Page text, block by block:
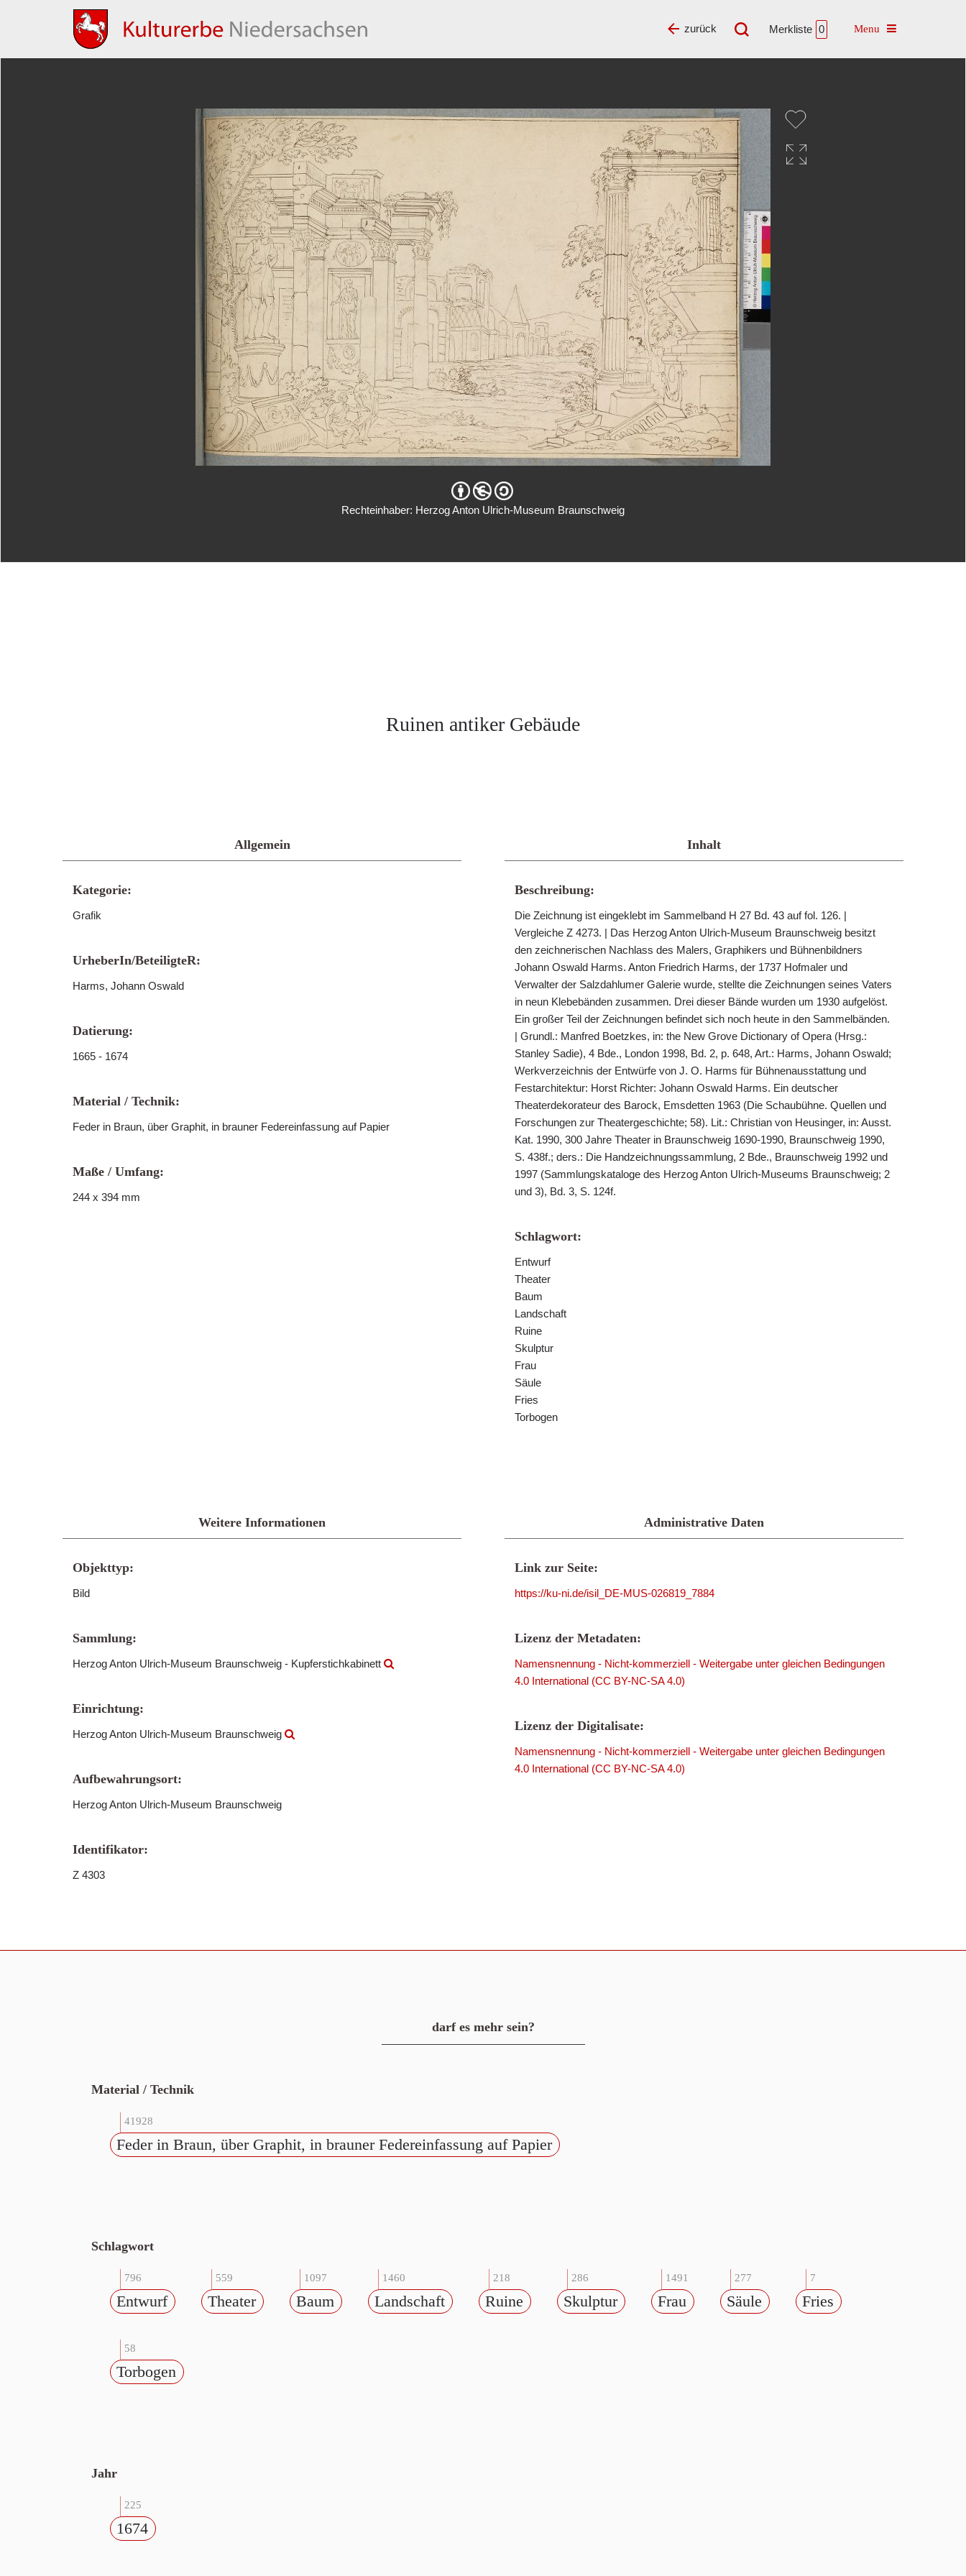
Merkliste 0 Toggle navigation
zurück
Rechteinhaber: Herzog Anton Ulrich-Museum Braunschweig
Ruinen antiker Gebäude
Allgemein
Kategorie:
Grafik
UrheberIn/BeteiligteR:
Harms, Johann Oswald
Datierung:
1665 - 1674
Material / Technik:
Feder in Braun, über Graphit, in brauner Federeinfassung auf Papier
Maße / Umfang:
244 x 394 mm
Inhalt
Beschreibung:
Die Zeichnung ist eingeklebt im Sammelband H 27 Bd. 43 auf fol. 126. |
Vergleiche Z 4273. | Das Herzog Anton Ulrich-Museum Braunschweig besitzt
den zeichnerischen Nachlass des Malers, Graphikers und Bühnenbildners
Johann Oswald Harms. Anton Friedrich Harms, der 1737 Hofmaler und
Verwalter der Salzdahlumer Galerie wurde, stellte die Zeichnungen seines Vaters
in neun Klebebänden zusammen. Drei dieser Bände wurden um 1930 aufgelöst.
Ein großer Teil der Zeichnungen befindet sich noch heute in den Sammelbänden.
| Grundl.: Manfred Boetzkes, in: the New Grove Dictionary of Opera (Hrsg.:
Stanley Sadie), 4 Bde., London 1998, Bd. 2, p. 648, Art.: Harms, Johann Oswald;
Werkverzeichnis der Entwürfe von J. O. Harms für Bühnenausstattung und
Festarchitektur: Horst Richter: Johann Oswald Harms. Ein deutscher
Theaterdekorateur des Barock, Emsdetten 1963 (Die Schaubühne. Quellen und
Forschungen zur Theatergeschichte; 58). Lit.: Christian von Heusinger, in: Ausst.
Kat. 1990, 300 Jahre Theater in Braunschweig 1690-1990, Braunschweig 1990,
S. 438f.; ders.: Die Handzeichnungssammlung, 2 Bde., Braunschweig 1992 und
1997 (Sammlungskataloge des Herzog Anton Ulrich-Museums Braunschweig; 2
und 3), Bd. 3, S. 124f.
Schlagwort:
Entwurf
Theater
Baum
Landschaft
Ruine
Skulptur
Frau
Säule
Fries
Torbogen
Weitere Informationen
Objekttyp:
Bild
Sammlung:
Herzog Anton Ulrich-Museum Braunschweig - Kupferstichkabinett
Einrichtung:
Herzog Anton Ulrich-Museum Braunschweig
Aufbewahrungsort:
Herzog Anton Ulrich-Museum Braunschweig
Identifikator:
Z 4303
Administrative Daten
Link zur Seite:
https://ku-ni.de/isil_DE-MUS-026819_7884
Lizenz der Metadaten:
Namensnennung - Nicht-kommerziell - Weitergabe unter gleichen Bedingungen
4.0 International (CC BY-NC-SA 4.0)
Lizenz der Digitalisate:
Namensnennung - Nicht-kommerziell - Weitergabe unter gleichen Bedingungen
4.0 International (CC BY-NC-SA 4.0)
darf es mehr sein?
Material / Technik
41928
Feder in Braun, über Graphit, in brauner Federeinfassung auf Papier
Schlagwort
796
Entwurf
559
Theater
1097
Baum
1460
Landschaft
218
Ruine
286
Skulptur
1491
Frau
277
Säule
7
Fries
58
Torbogen
Jahr
225
1674